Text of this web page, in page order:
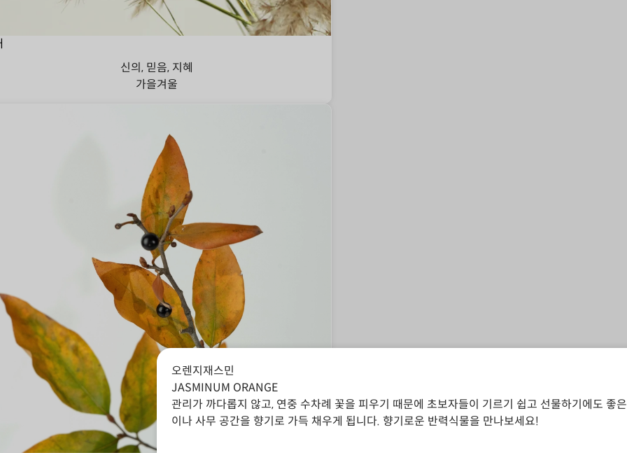
신의, 믿음, 지혜
가을겨울
오렌지재스민
JASMINUM ORANGE
관리가 까다롭지 않고, 연중 수차례 꽃을 피우기 때문에 초보자들이 기르기 쉽고 선물하기에도
이나 사무 공간을 향기로 가득 채우게 됩니다. 향기로운 반력식물을 만나보세요!